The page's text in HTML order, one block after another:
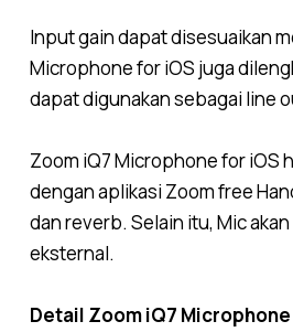
Input gain dapat disesuaikan
Microphone for iOS juga
dapat digunakan sebagai line
Zoom iQ7 Microphone for iOS
dengan aplikasi Zoom free
dan reverb. Selain itu, Mic
eksternal.
Detail Zoom iQ7